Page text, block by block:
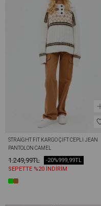
STRAIGHT FIT KARGO ÇIFT CEPLI JEAN
PANTOLON CAMEL
1.249,99TL 999,99TL
-20%
SEPETTE %20 İNDİRİM